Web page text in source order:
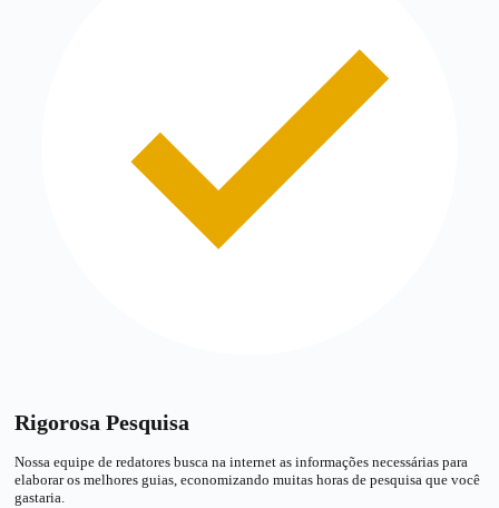
Rigorosa Pesquisa
Nossa equipe de redatores busca na internet as informações necessárias para
elaborar os melhores guias, economizando muitas horas de pesquisa que você
gastaria.